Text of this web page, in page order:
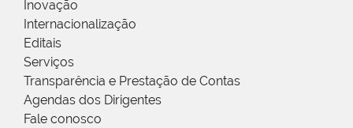
Inovação
Internacionalização
Editais
Serviços
Transparência e Prestação de Contas
Agendas dos Dirigentes
Fale conosco